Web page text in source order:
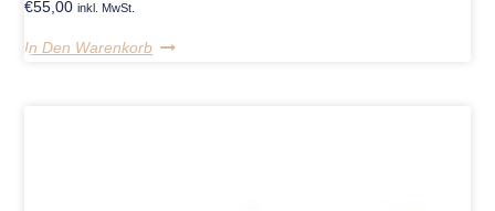
€55,00 inkl. MwSt.
In Den Warenkorb